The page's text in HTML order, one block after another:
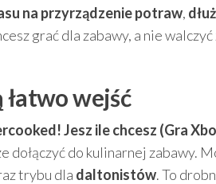
na przyrządzenie potraw,
grać dla zabawy, a nie walczyć
wejść
Jesz ile chcesz (Gra
dołączyć do kulinarnej zabawy.
trybu dla daltonistów. To